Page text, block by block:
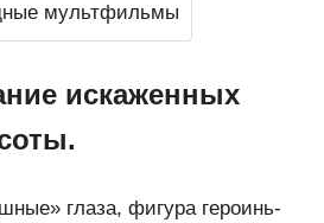
искаженных
глаза, фигура героинь-